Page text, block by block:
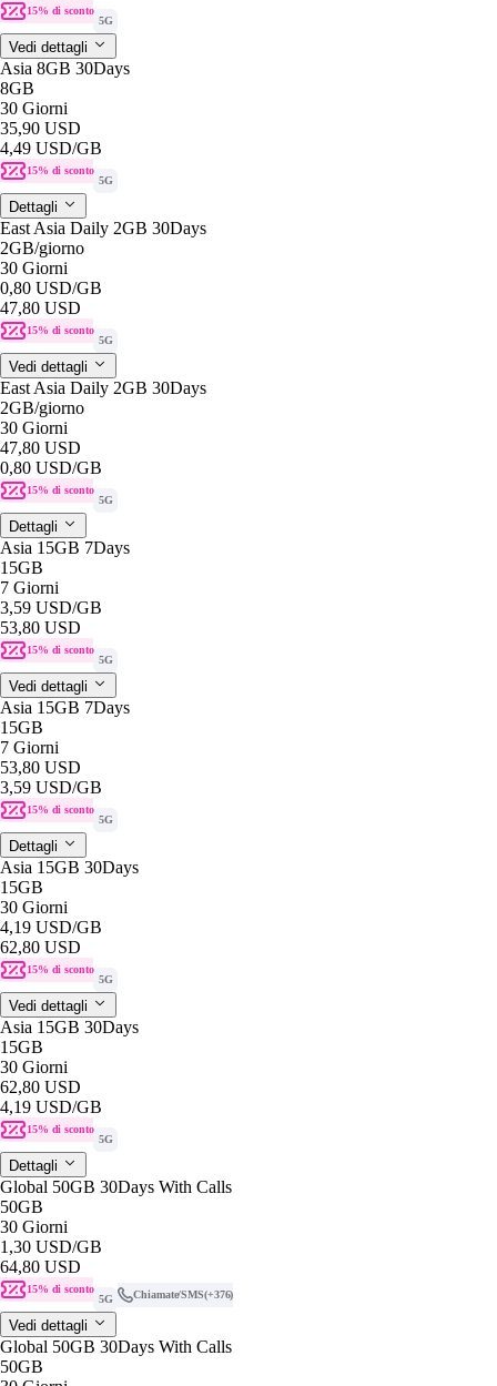
15% di sconto
5G
Vedi dettagli
Asia 8GB 30Days
8GB
30 Giorni
35,90 USD
4,49 USD/GB
15% di sconto
5G
Dettagli
East Asia Daily 2GB 30Days
2GB/giorno
30 Giorni
0,80 USD/GB
47,80 USD
15% di sconto
5G
Vedi dettagli
East Asia Daily 2GB 30Days
2GB/giorno
30 Giorni
47,80 USD
0,80 USD/GB
15% di sconto
5G
Dettagli
Asia 15GB 7Days
15GB
7 Giorni
3,59 USD/GB
53,80 USD
15% di sconto
5G
Vedi dettagli
Asia 15GB 7Days
15GB
7 Giorni
53,80 USD
3,59 USD/GB
15% di sconto
5G
Dettagli
Asia 15GB 30Days
15GB
30 Giorni
4,19 USD/GB
62,80 USD
15% di sconto
5G
Vedi dettagli
Asia 15GB 30Days
15GB
30 Giorni
62,80 USD
4,19 USD/GB
15% di sconto
5G
Dettagli
Global 50GB 30Days With Calls
50GB
30 Giorni
1,30 USD/GB
64,80 USD
15% di sconto
5G
Chiamate/SMS(+376)
Vedi dettagli
Global 50GB 30Days With Calls
50GB